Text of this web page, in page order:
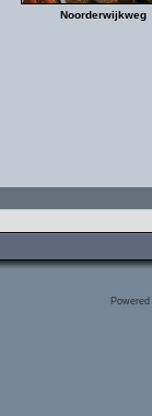
Noorderwijkweg